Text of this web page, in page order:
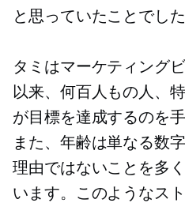
と思っていたことでした
タミはマーケティング
以来、何百人もの人、
が目標を達成するのを
また、年齢は単なる数
理由ではないことを多
います。このようなス